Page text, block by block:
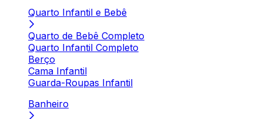
Quarto Infantil e Bebê
Quarto de Bebê Completo
Quarto Infantil Completo
Berço
Cama Infantil
Guarda-Roupas Infantil
Banheiro